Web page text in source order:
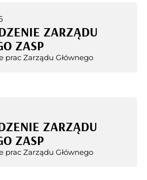
ZARZĄDU
ZASP
prac Zarządu Głównego
ZARZĄDU
ZASP
prac Zarządu Głównego